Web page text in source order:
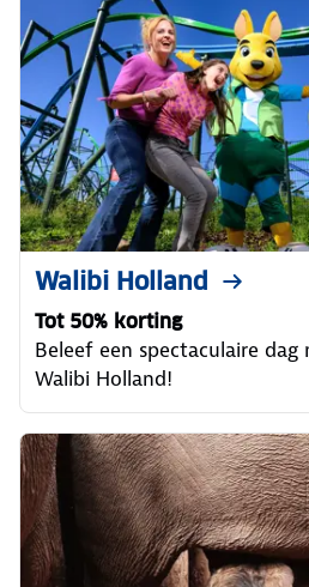
Walibi Holland
Tot 50% korting
Beleef een spectaculaire
Walibi Holland!